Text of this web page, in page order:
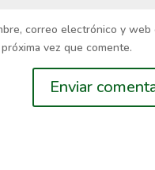
correo electrónico y web
vez que comente.